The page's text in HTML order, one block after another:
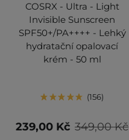
COSRX - Ultra - Light
Invisible Sunscreen
SPF50+/PA++++ - Lehký
hydratační opalovací
krém - 50 ml
156
349,00 Kč
239,00 Kč